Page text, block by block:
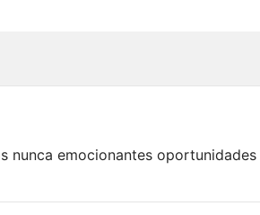
nunca emocionantes